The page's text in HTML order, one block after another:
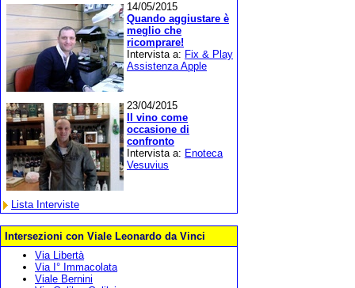
14/05/2015
Quando aggiustare è
meglio che
ricomprare!
Intervista a: Fix & Play
Assistenza Apple
23/04/2015
Il vino come
occasione di
confronto
Intervista a: Enoteca
Vesuvius
Lista Interviste
Intersezioni con Viale Leonardo da Vinci
Via Libertà
Via I° Immacolata
Viale Bernini